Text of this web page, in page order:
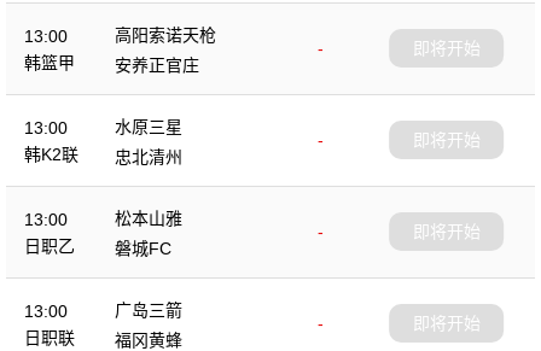
13:00
韩篮甲
高阳索诺天枪
-
安养正官庄
即将开始
13:00
韩K2联
水原三星
-
忠北清州
即将开始
13:00
日职乙
松本山雅
-
磐城FC
即将开始
13:00
日职联
广岛三箭
-
福冈黄蜂
即将开始